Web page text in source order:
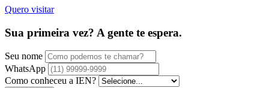
Quero visitar
Sua primeira vez? A gente te espera.
Seu nome
WhatsApp
Como conheceu a IEN?